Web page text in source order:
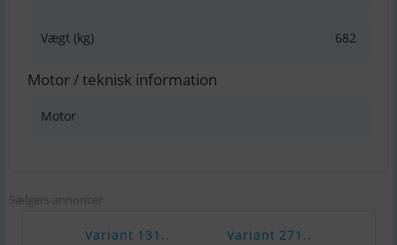
Vægt (kg) 682
Motor / teknisk information
Motor
Sælgers annoncer
Variant 131.. Variant 271..